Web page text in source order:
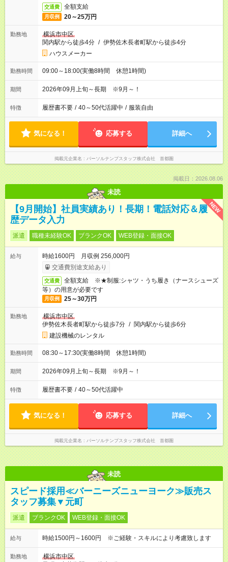
交通費 全額支給
月収例 20～25万円
勤務地
横浜市中区
関内駅から徒歩4分 / 伊勢佐木長者町駅から徒歩4分
ハウスメーカー
勤務時間 09:00～18:00(実働8時間 休憩1時間)
期間 2026年09月上旬～長期 ※9月～！
特徴 履歴書不要 / 40～50代活躍中 / 服装自由
気になる！ 応募する 詳細へ
掲載元企業名 パーソルテンプスタッフ株式会社 首都圏
掲載日：2026.08.06
未読
NEW
【9月開始】社員実績あり！長期！電話対応＆履
歴データ入力
派遣 職種未経験OK ブランクOK WEB登録・面接OK
給与
時給1600円 月収例 256,000円
交通費別途支給あり
交通費
全額支給 ※★制服:シャツ・うち履き（ナースシューズ
等）の用意が必要です
月収例 25～30万円
勤務地
横浜市中区
伊勢佐木長者町駅から徒歩7分 / 関内駅から徒歩6分
建設機械のレンタル
勤務時間 08:30～17:30(実働8時間 休憩1時間)
期間 2026年09月上旬～長期 ※9月～！
特徴 履歴書不要 / 40～50代活躍中
気になる！ 応募する 詳細へ
掲載元企業名 パーソルテンプスタッフ株式会社 首都圏
未読
スピード採用≪バーニーズニューヨーク≫販売ス
タッフ募集▼元町
派遣 ブランクOK WEB登録・面接OK
給与 時給1500円～1600円 ※ご経験・スキルにより考慮致します
勤務地
横浜市中区